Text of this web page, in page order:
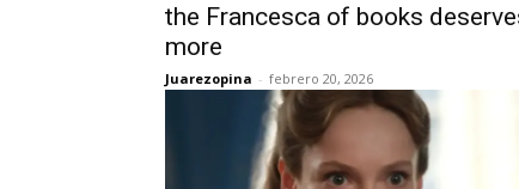
the Francesca of books
more
Juarezopina - febrero 20, 2026